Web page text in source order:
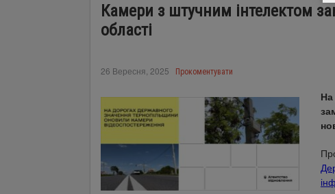
Камери з штучним інтелектом
області
26 Вересня, 2025 Прокоментувати
На